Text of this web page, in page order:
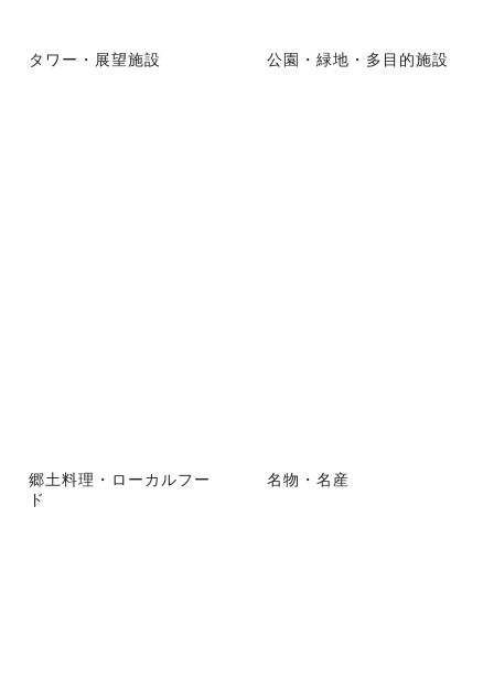
タワー・展望施設 公園・緑地・多目的施設
郷土料理・ローカルフー
ド
名物・名産